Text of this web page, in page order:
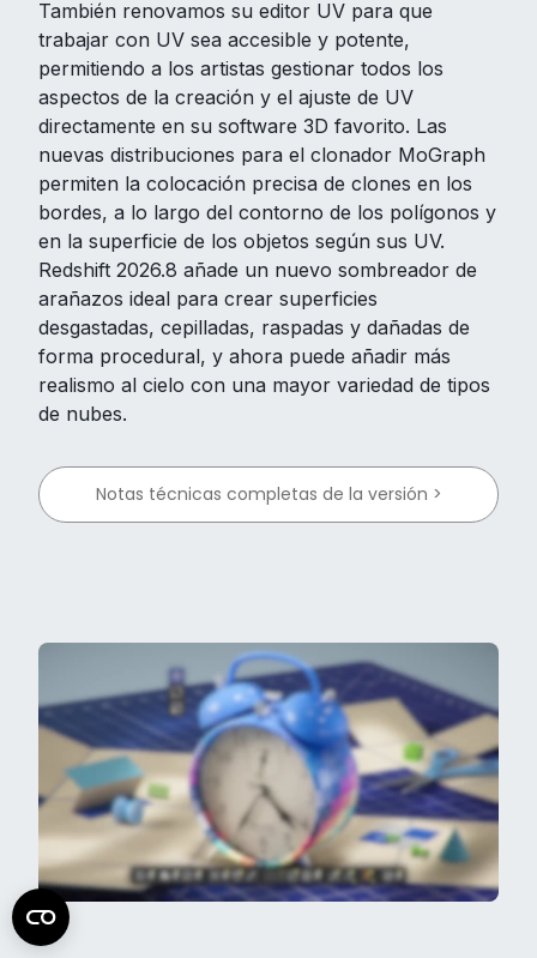
También renovamos su editor UV para que
trabajar con UV sea accesible y potente,
permitiendo a los artistas gestionar todos los
aspectos de la creación y el ajuste de UV
directamente en su software 3D favorito. Las
nuevas distribuciones para el clonador MoGraph
permiten la colocación precisa de clones en los
bordes, a lo largo del contorno de los polígonos y
en la superficie de los objetos según sus UV.
Redshift 2026.8 añade un nuevo sombreador de
arañazos ideal para crear superficies
desgastadas, cepilladas, raspadas y dañadas de
forma procedural, y ahora puede añadir más
realismo al cielo con una mayor variedad de tipos
de nubes.
Notas técnicas completas de la versión >